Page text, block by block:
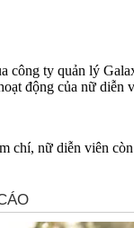
công ty quản lý
động của nữ diễn
chí, nữ diễn viên